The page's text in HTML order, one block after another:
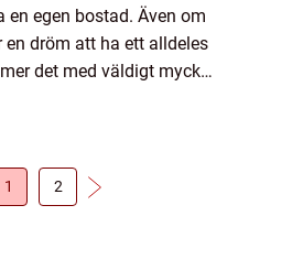
en egen bostad. Även om
dröm att ha ett alldeles
det med väldigt mycket
1 2